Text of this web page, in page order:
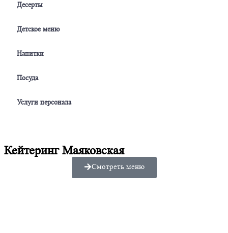
Десерты
Детское меню
Напитки
Посуда
Услуги персонала
Кейтеринг Маяковская
Смотреть меню